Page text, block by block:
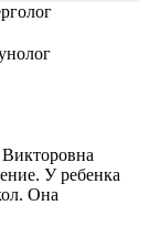
У ребенка
Она